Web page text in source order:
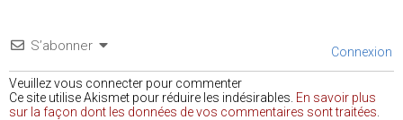
S’abonner Connexion
Veuillez vous connecter pour commenter
Ce site utilise Akismet pour réduire les indésirables. En savoir plus
sur la façon dont les données de vos commentaires sont traitées